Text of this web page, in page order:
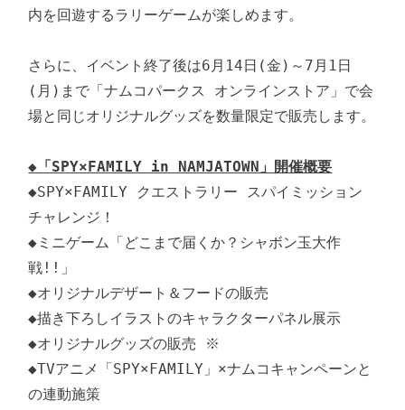
内を回遊するラリーゲームが楽しめます。
さらに、イベント終了後は6月14日(金)～7月1日
(月)まで「ナムコパークス オンラインストア」で会
場と同じオリジナルグッズを数量限定で販売します。
◆「SPY×FAMILY in NAMJATOWN」開催概要
◆SPY×FAMILY クエストラリー スパイミッション
チャレンジ！
◆ミニゲーム「どこまで届くか？シャボン玉大作
戦!!」
◆オリジナルデザート＆フードの販売
◆描き下ろしイラストのキャラクターパネル展示
◆オリジナルグッズの販売 ※
◆TVアニメ「SPY×FAMILY」×ナムコキャンペーンと
の連動施策